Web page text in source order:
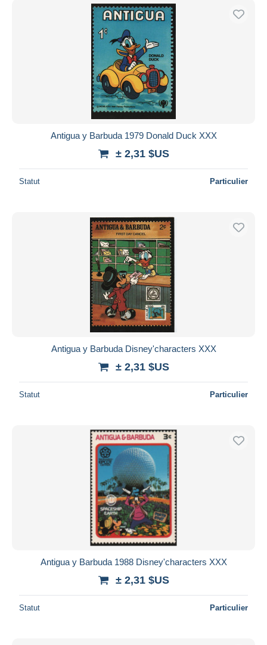
Antigua y Barbuda 1979 Donald Duck XXX
± 2,31 $US
Statut Particulier
Antigua y Barbuda Disney'characters XXX
± 2,31 $US
Statut Particulier
Antigua y Barbuda 1988 Disney'characters XXX
± 2,31 $US
Statut Particulier